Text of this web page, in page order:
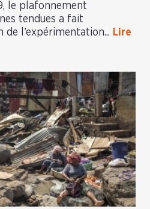
le plafonnement
tendues a fait
de l’expérimentation... Lire